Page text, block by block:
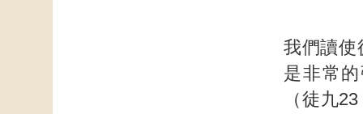
我們讀使
是非常
（徒九